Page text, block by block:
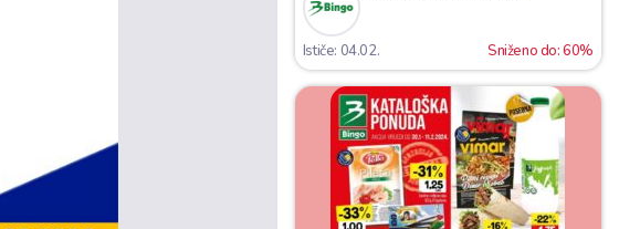
Ističe: 04.02. Sniženo do: 60%